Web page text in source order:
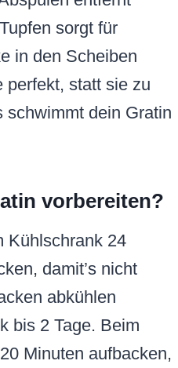
sorgt für
in den Scheiben
perfekt, statt sie zu
schwimmt dein Gratin
vorbereiten?
Kühlschrank 24
damit’s nicht
abkühlen
bis 2 Tage. Beim
Minuten aufbacken,